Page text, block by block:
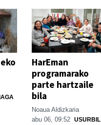
HarEman
programarako
parte hartzaile
bila
Noaua Aldizkaria
abu 06, 09:52 USURBIL